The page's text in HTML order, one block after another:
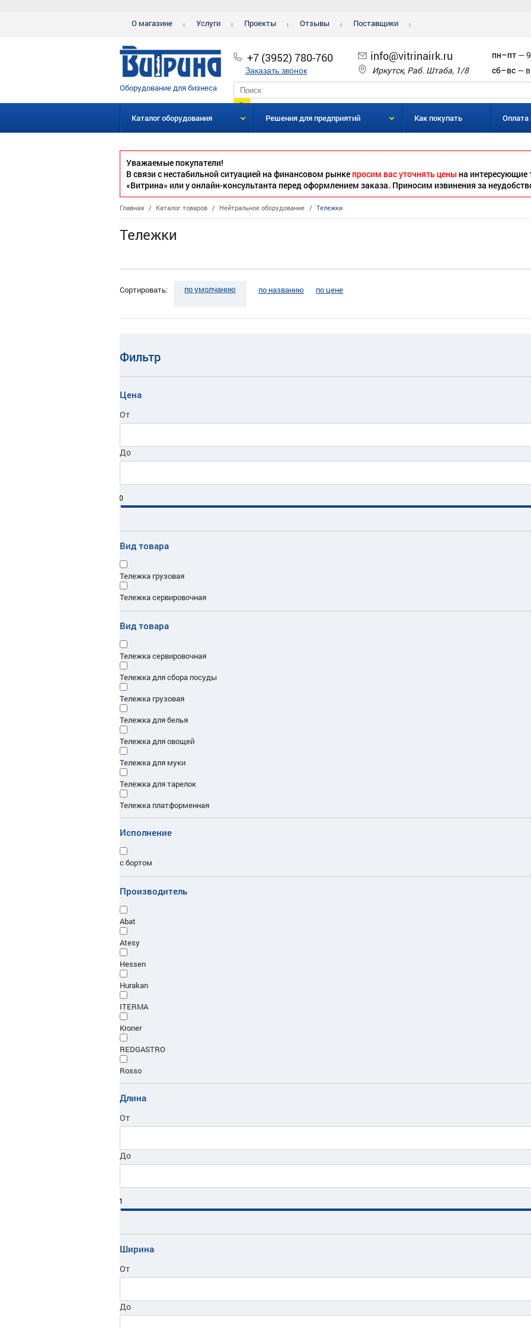
О магазине Услуги Проекты Отзывы Поставщики
Оборудование для бизнеса
+7 (3952) 780-760
Заказать звонок
info@vitrinairk.ru
Иркутск, Раб. Штаба, 1/8
пн–пт —
сб–вс —
Каталог оборудования Решения для предприятий Как покупать Оплата
Уважаемые покупатели!
В связи с нестабильной ситуацией на финансовом рынкепросим вас уточнять цены на
«Витрина» или у онлайн-консультанта перед оформлением заказа. Приносим извинения за
Главная / Каталог товаров / Нейтральное оборудование / Тележки
Тележки
Сортировать: по умолчанию по названию по цене
Фильтр
Цена
От
До
0
Вид товара
Тележка грузовая
Тележка сервировочная
Вид товара
Тележка сервировочная
Тележка для сбора посуды
Тележка грузовая
Тележка для белья
Тележка для овощей
Тележка для муки
Тележка для тарелок
Тележка платформенная
Тележка универсальная
Исполнение
с бортом
Производитель
Abat
Atesy
Hessen
Hurakan
ITERMA
Kroner
REDGASTRO
Rosso
Атеси
ПищТех
Длина
От
До
1
Ширина
От
До